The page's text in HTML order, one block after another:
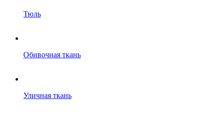
Тюль
Обивочная ткань
Уличная ткань